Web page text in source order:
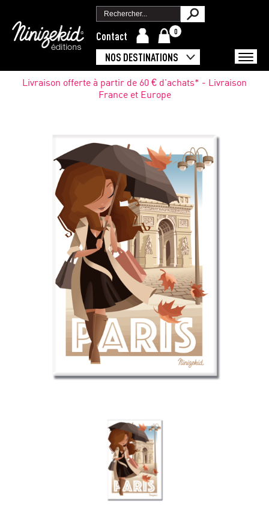
Contact 0
NOS DESTINATIONS
Livraison offerte à partir de 60 € d'achats* - Livraison
France et Europe